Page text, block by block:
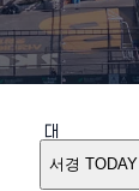
대
학
서경 TODAY